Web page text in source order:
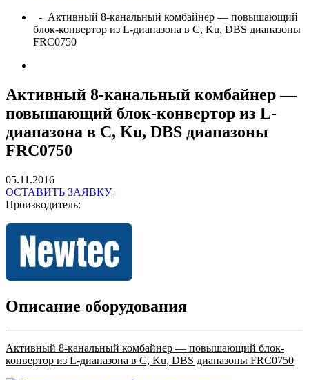
- Активный 8-канальный комбайнер — повышающий
блок-конвертор из L-диапазона в С, Ku, DBS диапазоны
FRC0750
Активный 8-канальный комбайнер —
повышающий блок-конвертор из L-
диапазона в С, Ku, DBS диапазоны
FRC0750
05.11.2016
ОСТАВИТЬ ЗАЯВКУ
Производитель:
Описание оборудования
Активный 8-канальный комбайнер — повышающий блок-
конвертор из L-диапазона в С, Ku, DBS диапазоны FRC0750